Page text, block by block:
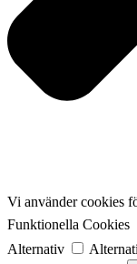
Vi använder cookies
Funktionella Cookies
Alternativ